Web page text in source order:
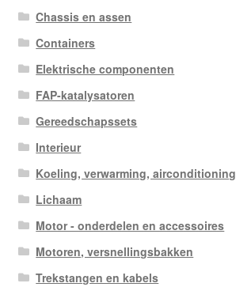
Chassis en assen
Containers
Elektrische componenten
FAP-katalysatoren
Gereedschapssets
Interieur
Koeling, verwarming, airconditioning
Lichaam
Motor - onderdelen en accessoires
Motoren, versnellingsbakken
Trekstangen en kabels